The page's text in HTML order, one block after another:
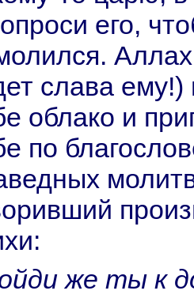
его,
слава ему!)
облакo и
по
же ты к